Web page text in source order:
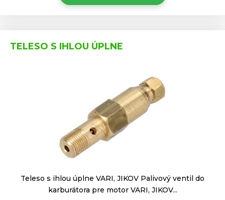
TELESO S IHLOU ÚPLNE
Teleso s ihlou úplne VARI, JIKOV Palivový ventil do
karburátora pre motor VARI, JIKOV...